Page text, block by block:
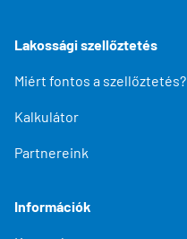
Lakossági szellőztetés
Miért fontos a szellőztetés?
Kalkulátor
Partnereink
Információk